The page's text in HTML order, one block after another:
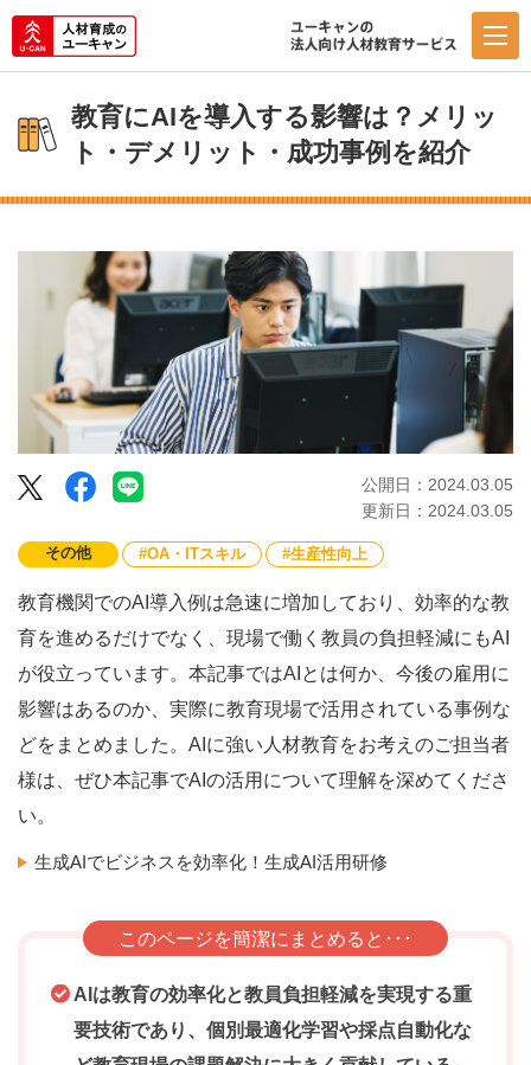
教育にAIを導入する影響は？メリッ
ト・デメリット・成功事例を紹介
TwitterFacebook
LINE
公開日：2024.03.05
更新日：2024.03.05
その他 OA・ITスキル 生産性向上
教育機関でのAI導入例は急速に増加しており、効率的な教
育を進めるだけでなく、現場で働く教員の負担軽減にもAI
が役立っています。本記事ではAIとは何か、今後の雇用に
影響はあるのか、実際に教育現場で活用されている事例な
どをまとめました。AIに強い人材教育をお考えのご担当者
様は、ぜひ本記事でAIの活用について理解を深めてくださ
い。
生成AIでビジネスを効率化！生成AI活用研修
このページを簡潔にまとめると･･･
AIは教育の効率化と教員負担軽減を実現する重
要技術であり、個別最適化学習や採点自動化な